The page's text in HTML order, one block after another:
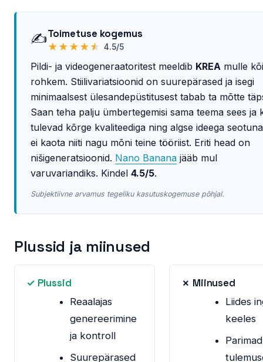
✍️Toimetuse kogemus
★ ★ ★ ★ ★ 4.5/5
Pildi- ja videogeneraatoritest meeldib KREA mulle
rohkem. Stiilivariatsioonid on suurepärased ja isegi
minimaalsest ülesandepüstitusest tabab ta mõtte
Saan teha palju ümbertegemisi sama teema sees ja
tulevad kõrge kvaliteediga ning algse ideega
ei kaota niiti nagu mõni teine tööriist. Eriti head on
nišigeneratsioonid. Nano Banana jääb mul
varuvariandiks. Kindel 4.5/5.
Subjektiivne arvamus tegeliku kasutuskogemuse põhjal.
Plussid ja miinused
✓ Plussid
Reaalajas
genereerimine
ja kontroll
Suurepärased
✗ Miinused
Liides
keeles
Parimad